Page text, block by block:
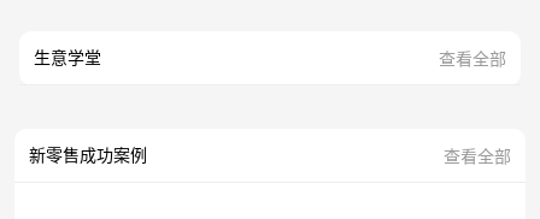
生意学堂 查看全部
新零售成功案例 查看全部